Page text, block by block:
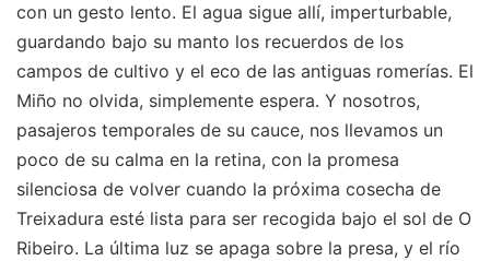
con un gesto lento. El agua sigue allí, imperturbable,
guardando bajo su manto los recuerdos de los
campos de cultivo y el eco de las antiguas romerías. El
Miño no olvida, simplemente espera. Y nosotros,
pasajeros temporales de su cauce, nos llevamos un
poco de su calma en la retina, con la promesa
silenciosa de volver cuando la próxima cosecha de
Treixadura esté lista para ser recogida bajo el sol de O
Ribeiro. La última luz se apaga sobre la presa, y el río